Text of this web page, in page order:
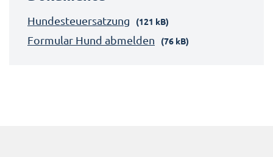
Hundesteuersatzung (121 kB)
Formular Hund abmelden (76 kB)